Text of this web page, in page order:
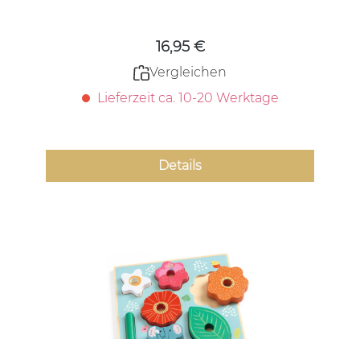
16,95 €
Vergleichen
Lieferzeit ca. 10-20 Werktage
Details